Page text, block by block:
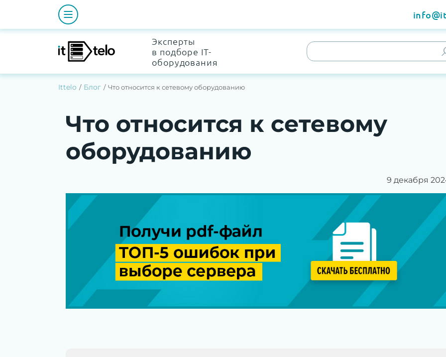
Эксперты
в подборе IT-
оборудования
Ittelo Блог Что относится к сетевому оборудованию
Что относится к сетевому
оборудованию
9 декабря